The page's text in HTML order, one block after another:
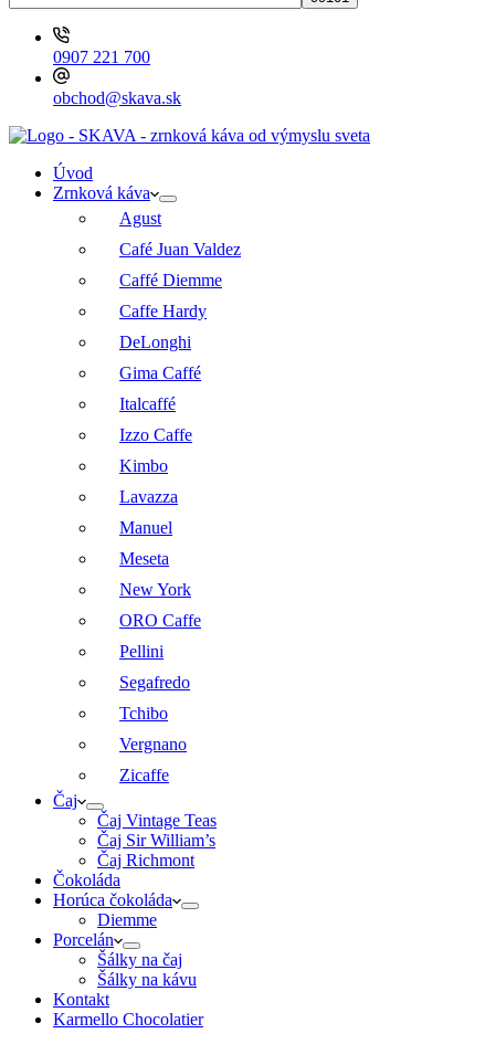
0907 221 700
obchod@skava.sk
Úvod
Zrnková káva
Agust
Café Juan Valdez
Caffé Diemme
Caffe Hardy
DeLonghi
Gima Caffé
Italcaffé
Izzo Caffe
Kimbo
Lavazza
Manuel
Meseta
New York
ORO Caffe
Pellini
Segafredo
Tchibo
Vergnano
Zicaffe
Čaj
Čaj Vintage Teas
Čaj Sir William’s
Čaj Richmont
Čokoláda
Horúca čokoláda
Diemme
Porcelán
Šálky na čaj
Šálky na kávu
Kontakt
Karmello Chocolatier